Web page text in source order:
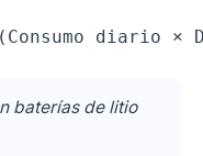
baterías de litio